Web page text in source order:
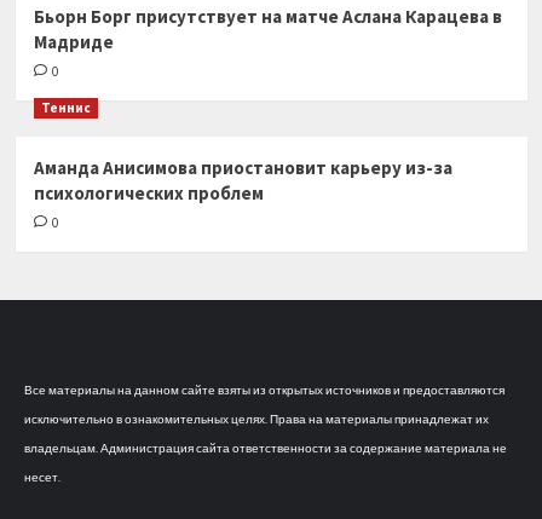
Бьорн Борг присутствует на матче Аслана Карацева в
Мадриде
0
Теннис
Аманда Анисимова приостановит карьеру из-за
психологических проблем
0
Все материалы на данном сайте взяты из открытых источников и предоставляются
исключительно в ознакомительных целях. Права на материалы принадлежат их
владельцам. Администрация сайта ответственности за содержание материала не
несет.